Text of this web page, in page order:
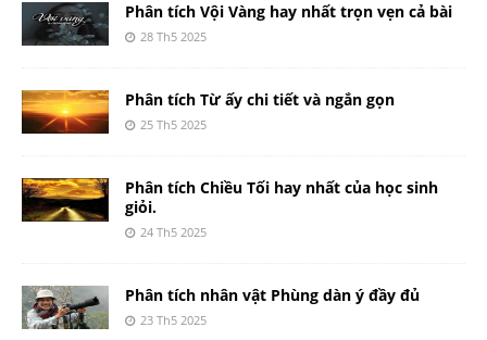
Phân tích Vội Vàng hay nhất trọn vẹn cả bài
28 Th5 2025
Phân tích Từ ấy chi tiết và ngắn gọn
25 Th5 2025
Phân tích Chiều Tối hay nhất của học sinh
giỏi.
24 Th5 2025
Phân tích nhân vật Phùng dàn ý đầy đủ
23 Th5 2025